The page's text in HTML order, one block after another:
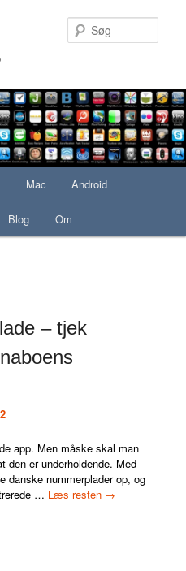
Mac Android
Blog Om
– tjek
app. Men måske skal man
er underholdende. Med
danske nummerplader op, og
… Læs resten →